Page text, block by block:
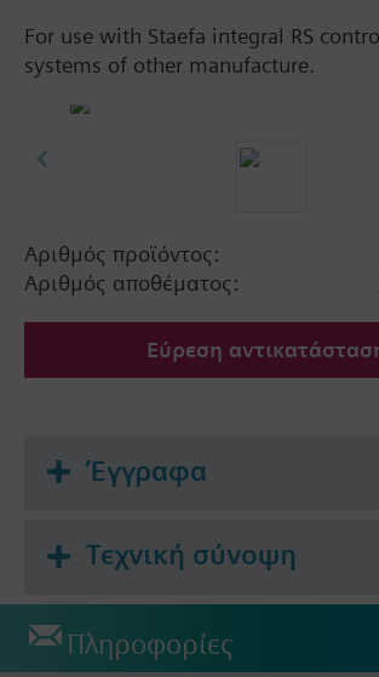
For use with Staefa integral RS
systems of other manufacture.
Αριθμός προϊόντος:
Αριθμός αποθέματος:
Εύρεση
Έγγραφα
Τεχνική σύνοψη
Πληροφορίες